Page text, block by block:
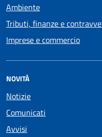
Ambiente
Tributi, finanze e
Imprese e commercio
NOVITÀ
Notizie
Comunicati
Avvisi